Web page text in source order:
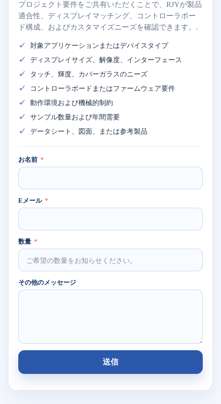
プロジェクト要件をご共有いただくことで、RJYが製品
適合性、ディスプレイマッチング、コントローラボー
ド構成、およびカスタマイズニーズを確認できます。.
対象アプリケーションまたはデバイスタイプ
ディスプレイサイズ、解像度、インターフェース
タッチ、輝度、カバーガラスのニーズ
コントローラボードまたはファームウェア要件
動作環境および機械的制約
サンプル数量および年間需要
データシート、図面、または参考製品
お名前
Eメール
数量
その他のメッセージ
送信